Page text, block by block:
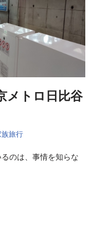
メトロ日比谷
族旅行
のは、事情を知らな